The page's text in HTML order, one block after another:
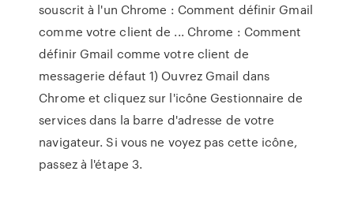
souscrit à l'un Chrome : Comment définir Gmail
comme votre client de ... Chrome : Comment
définir Gmail comme votre client de
messagerie défaut 1) Ouvrez Gmail dans
Chrome et cliquez sur l'icône Gestionnaire de
services dans la barre d'adresse de votre
navigateur. Si vous ne voyez pas cette icône,
passez à l'étape 3.